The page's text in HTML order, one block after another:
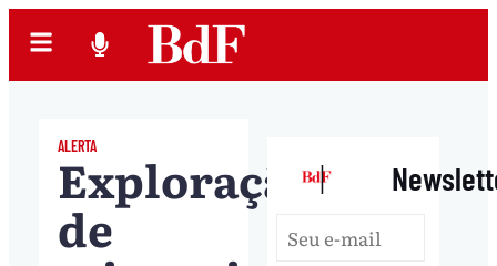
ALERTA
Exploração
de
|